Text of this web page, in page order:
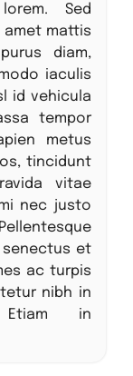
Sed
mattis
diam,
iaculis
id vehicula
tempor
metus
tincidunt
vitae
nec justo
et
ac turpis
nibh in
Etiam in